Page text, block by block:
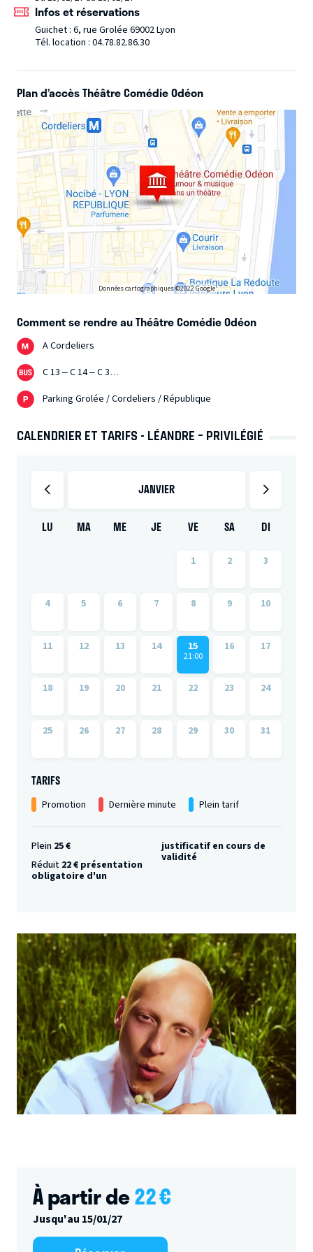
peux avoir des rapports sexuels. Et comme ma tête est
devenue une blague, je me suis dit que j’avais déjà la
Infos et réservations
Guichet : 6, rue Grolée 69002 Lyon
Tél. location : 04.78.82.86.30
Plan d’accès Théâtre Comédie Odéon
Données cartographiques ©2022 Google
Comment se rendre au Théâtre Comédie Odéon
A Cordeliers
C 13 – C 14 – C 3…
Parking Grolée / Cordeliers / République
CALENDRIER ET TARIFS - LÉANDRE – PRIVILÉGIÉ
JANVIER
LU MA ME JE VE SA DI
1 2 3
4 5 6 7 8 9 10
11 12 13 14 15
21:00
16 17
18 19 20 21 22 23 24
25 26 27 28 29 30 31
TARIFS
Promotion Dernière minute Plein tarif
Plein 25 €
Réduit 22 € présentation
obligatoire d'un
justificatif en cours de
validité
À partir de22€
Jusqu'au 15/01/27